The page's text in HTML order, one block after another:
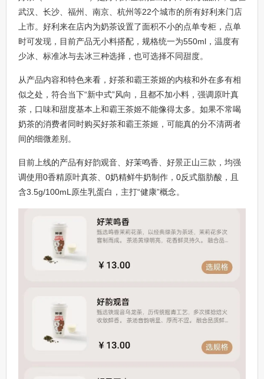
武汉、长沙、福州、南京、杭州等22个城市的所有好利来门店
上市。好利来在店内为奶茶设置了面积不小的点单专柜，点单
时可发现，目前产品无小料搭配，规格统一为550ml，温度有
少冰、标准冰与去冰三种选择，也可选择不同甜度。
从产品内容和特色来看，好茶和霸王茶姬的内核和外在多有相
似之处，符合当下“新中式”风向，且都不加小料，强调原叶真
茶，口味和甜度基本上和霸王茶姬不能像得太多。如果不常喝
奶茶的消费者同时购买好茶和霸王茶姬，可能真的分不清两者
间的细微差别。
目前上线的产品有好韵观音、好茉鸣香、好景正山三款，均强
调使用0香精原叶真茶、0奶精鲜牛奶制作，0反式脂肪酸，且
含3.5g/100mL原生乳蛋白，主打“健康”概念。